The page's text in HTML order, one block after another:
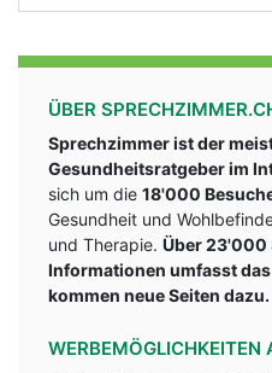
ÜBER
Sprechzimmer ist der
Gesundheitsratgeber im
sich um die 18'000
Gesundheit und
und Therapie. Über 23'000
Informationen umfasst
kommen neue Seiten dazu.
WERBEMÖGLICHKEITEN